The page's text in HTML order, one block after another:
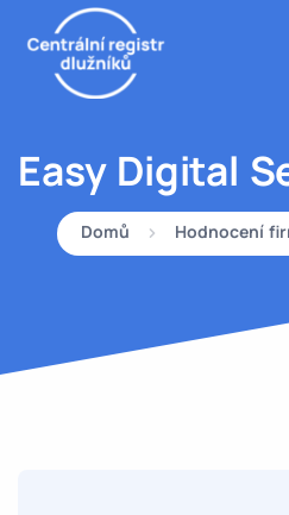
Easy Digital
Domů Hodnocení